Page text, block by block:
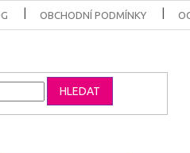
OBCHODNÍ PODMÍNKY
HLEDAT